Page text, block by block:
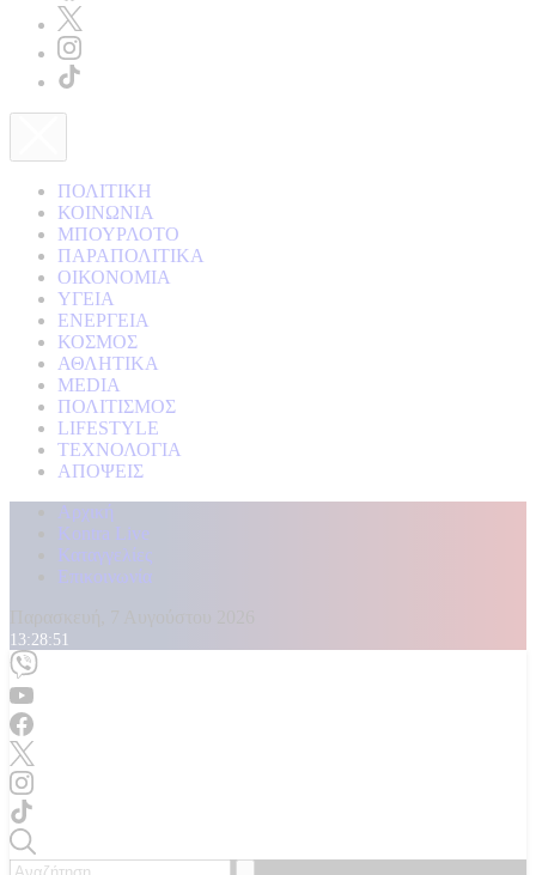
ΠΟΛΙΤΙΚΗ
ΚΟΙΝΩΝΙΑ
ΜΠΟΥΡΛΟΤΟ
ΠΑΡΑΠΟΛΙΤΙΚΑ
ΟΙΚΟΝΟΜΙΑ
ΥΓΕΙΑ
ΕΝΕΡΓΕΙΑ
ΚΟΣΜΟΣ
ΑΘΛΗΤΙΚΑ
MEDIA
ΠΟΛΙΤΙΣΜΟΣ
LIFESTYLE
ΤΕΧΝΟΛΟΓΙΑ
ΑΠΟΨΕΙΣ
Αρχική
Kontra Live
Καταγγελίες
Επικοινωνία
13:28:53